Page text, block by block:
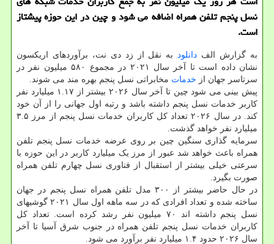
نسل پنجم تلفن همراه اضافه می شود و چین در این حوزه پیشتاز
است.
به گزارش الف دانلود
به نقل از زد دی نت، برآوردهای اریکسون
نشان داده است تا آخر سال ۲۰۲۱ در مجموع ۵۸۰ میلیون نفر در
سرتاسر جهان از خدمات مخابراتی نسل پنجم بهره مند می شوند.
پیش بینی می شود چین تا آخر سال ۲۰۲۶ بیشتر از ۱.۱۷ میلیارد نفر
کاربر خدمات نسل پنجم داشته باشد و رتبه اول جهانی را از آن خود
کند. در سال ۲۰۲۶ تعداد کل کاربران خدمات نسل پنجم از مرز ۳.۵
میلیارد نفر خواهد گذشت.
سرمایه گذاری سنگین چین بر روی عرضه خدمات نسل پنجم تلفن
همراه باعث خواهد شد عبور از مرز یک میلیارد کاربر در این حوزه با
سرعتی خیلی بیشتر از استقبال از فناوری نسل چهارم تلفن همراه
صورت بگیرد.
در حال حاضر بیشتر از ۳۰۰ مدل تلفن همراه نسل پنجم در جهان
ساخته شده و تعداد افرادی که در سه ماهه اول سال ۲۰۲۱ گوشیهای
نسل پنجم داشته اند ۷۰ میلیون نفر رشد کرده است. تعداد کل
کاربران خدمات نسل پنجم تلفن همراه در جنوب شرق آسیا تا آخر
سال ۲۰۲۶ حدود ۱.۴ میلیارد نفر برآورد می شود.